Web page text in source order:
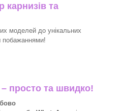
карнизів та
моделей до унікальних
побажаннями!​
просто та швидко!